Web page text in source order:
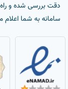
دقت بررسی شده و
سامانه به شما اعلام